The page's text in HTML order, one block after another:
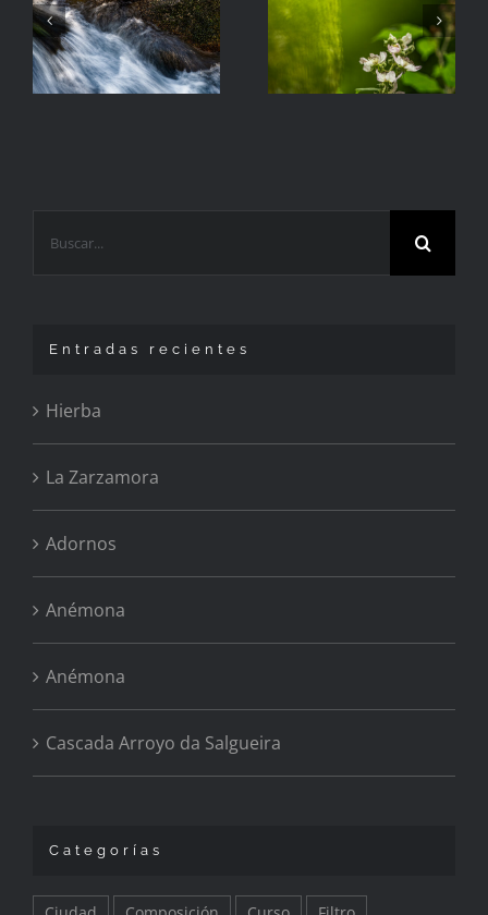
Hierba
Zarzamora
Entradas recientes
Hierba
La Zarzamora
Adornos
Anémona
Anémona
Cascada Arroyo da Salgueira
Categorías